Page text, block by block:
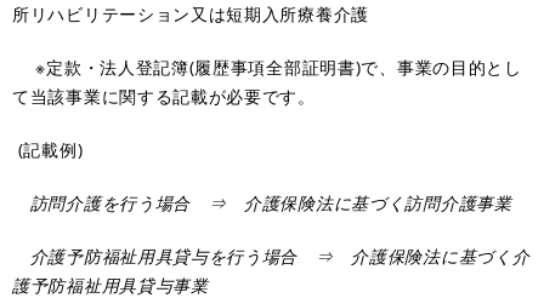
所リハビリテーション又は短期入所療養介護
※定款・法人登記簿(履歴事項全部証明書)で、事業の目的とし
て当該事業に関する記載が必要です。
(記載例)
訪問介護を行う場合 ⇒ 介護保険法に基づく訪問介護事業
介護予防福祉用具貸与を行う場合 ⇒ 介護保険法に基づく介
護予防福祉用具貸与事業